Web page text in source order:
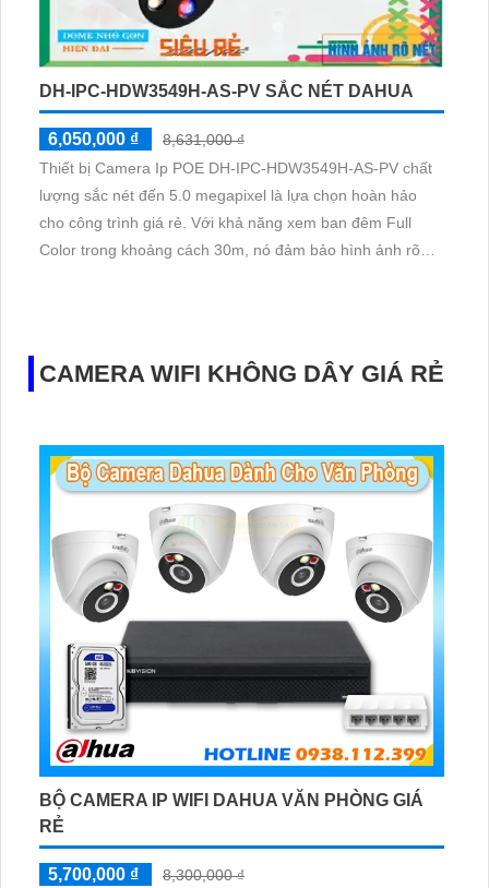
DH-IPC-HDW3549H-AS-PV SẮC NÉT DAHUA
6,050,000 ₫
8,631,000 ₫
Thiết bị Camera Ip POE DH-IPC-HDW3549H-AS-PV chất
lượng sắc nét đến 5.0 megapixel là lựa chọn hoàn hảo
cho công trình giá rẻ. Với khả năng xem ban đêm Full
Color trong khoảng cách 30m, nó đảm bảo hình ảnh rõ
CAMERA WIFI KHÔNG DÂY GIÁ RẺ
BỘ CAMERA IP WIFI DAHUA VĂN PHÒNG GIÁ
RẺ
5,700,000 ₫ 8,300,000 ₫